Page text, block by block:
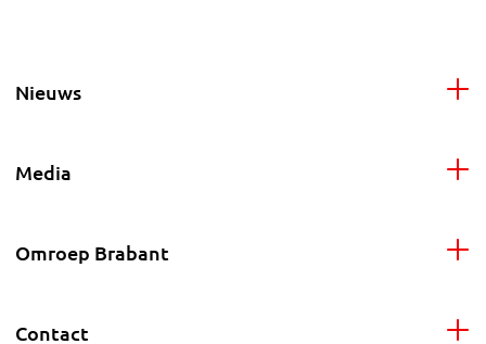
Nieuws
Media
Omroep Brabant
Contact